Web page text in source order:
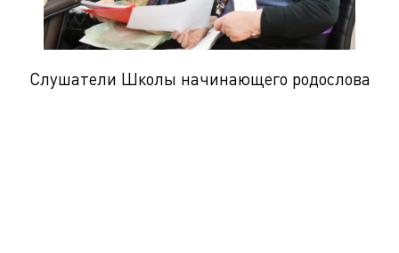
Слушатели Школы начинающего родослова